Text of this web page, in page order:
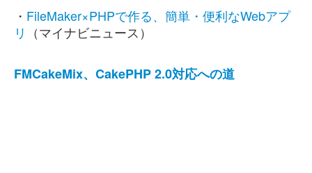
・ FileMaker×PHPで作る、簡単・便利なWebアプ
リ （マイナビニュース）
FMCakeMix、CakePHP 2.0対応への道